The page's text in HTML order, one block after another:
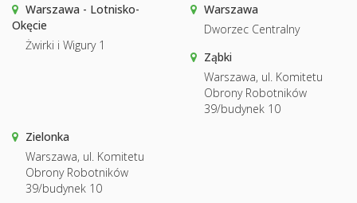
Warszawa - Lotnisko-
Okęcie
Żwirki i Wigury 1
Warszawa
Dworzec Centralny
Ząbki
Warszawa, ul. Komitetu
Obrony Robotników
39/budynek 10
Zielonka
Warszawa, ul. Komitetu
Obrony Robotników
39/budynek 10